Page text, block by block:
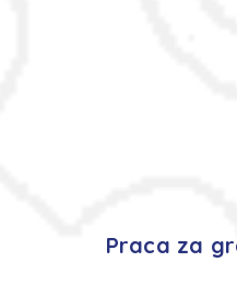
Praca za